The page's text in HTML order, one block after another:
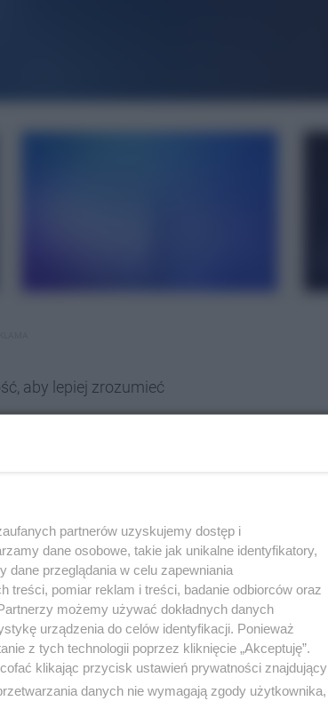
aby lepiej zrozumieć
światowe, dwa
Najlepiej od
partnerów uzyskujemy dostęp i
dane osobowe, takie jak unikalne identyfikatory,
dane przeglądania w celu zapewniania
treści, pomiar reklam i treści, badanie odbiorców oraz
możemy używać dokładnych danych
urządzenia do celów identyfikacji. Ponieważ
z tych technologii poprzez kliknięcie „Akceptuję”.
klikając przycisk ustawień prywatności znajdujący
danych nie wymagają zgody użytkownika,